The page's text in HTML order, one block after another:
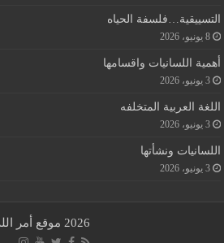
التسييقية…فلسفة الحياه
8 يونيو، 2026
أهمية اللسانيات واقسامها
3 يونيو، 2026
اللغة العربية المتخلفه
3 يونيو، 2026
اللسانيات ونشأتها
3 يونيو، 2026
2026 موقع أمر الله